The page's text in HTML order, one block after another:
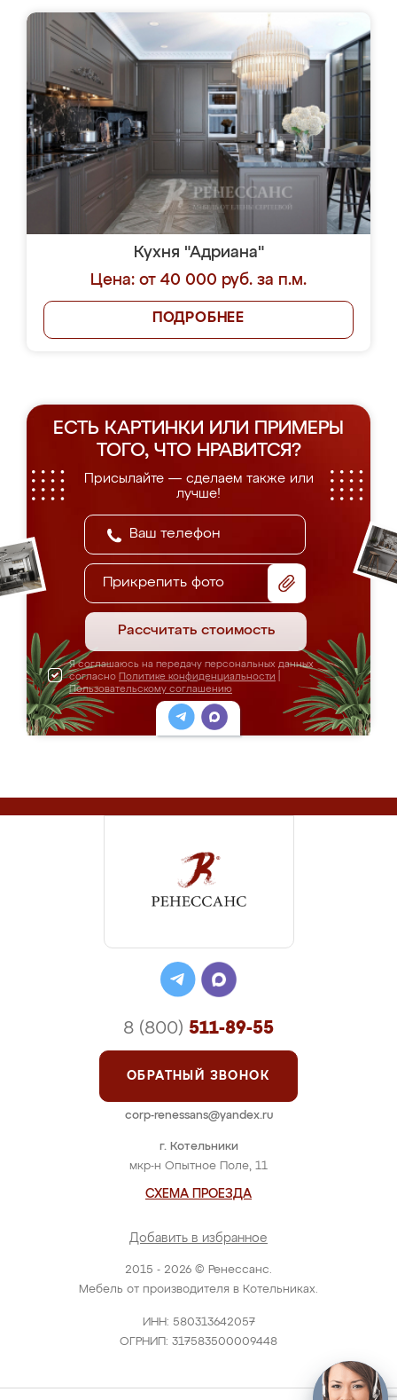
Кухня "Адриана"
Цена: от 40 000 руб. за п.м.
ПОДРОБНЕЕ
ЕСТЬ КАРТИНКИ ИЛИ ПРИМЕРЫ
ТОГО, ЧТО НРАВИТСЯ?
Присылайте — сделаем также или
лучше!
Прикрепить фото
Рассчитать стоимость
Я соглашаюсь на передачу персональных данных
согласно Политике конфиденциальности
Пользовательскому соглашению
2015 - 2026 © Ренессанс.
Мебель от производителя в Котельниках.
ИНН: 580313642057
ОГРНИП: 317583500009448
г. Котельники
мкр-н Опытное Поле, 11
СХЕМА ПРОЕЗДА
Добавить в избранное
8 (800) 511-89-55
ОБРАТНЫЙ ЗВОНОК
corp-renessans@yandex.ru